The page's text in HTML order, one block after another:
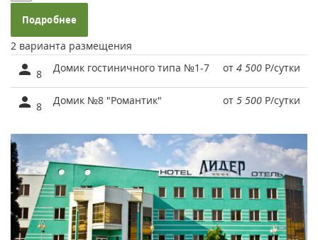
Подробнее
2 варианта размещения
8 Домик гостиничного типа №1-7 от 4 500 Р/сутки
8 Домик №8 "Романтик" от 5 500 Р/сутки